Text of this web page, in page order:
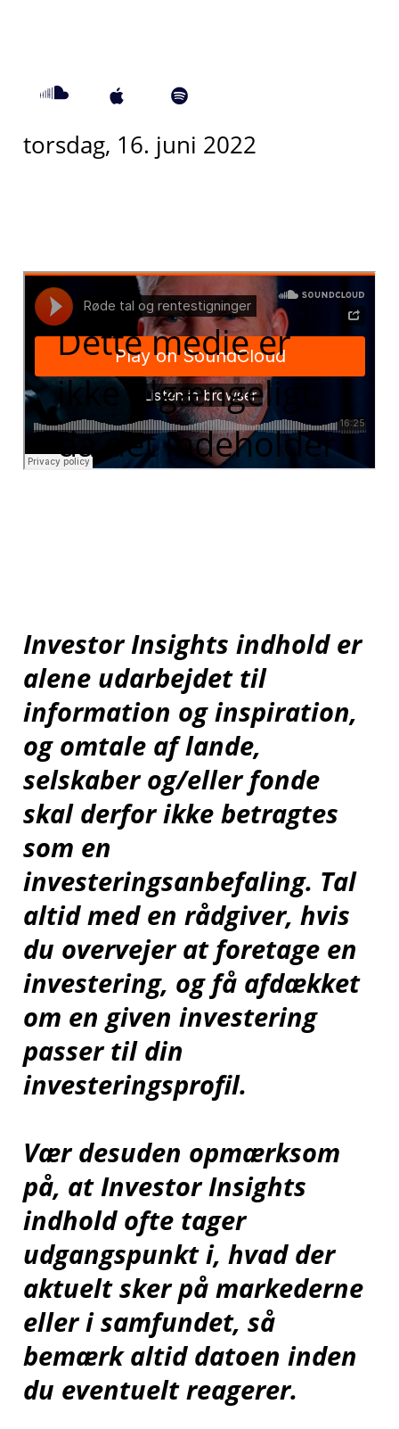
torsdag, 16. juni 2022
Dette medie er
ikke tilgængeligt,
da det indeholder
indstillinger
Ændring af dit
samtykke
;
Investor Insights indhold er
alene udarbejdet til
information og inspiration,
og omtale af lande,
selskaber og/eller fonde
skal derfor ikke betragtes
som en
investeringsanbefaling. Tal
altid med en rådgiver, hvis
du overvejer at foretage en
investering, og få afdækket
om en given investering
passer til din
investeringsprofil.
Vær desuden opmærksom
på, at Investor Insights
indhold ofte tager
udgangspunkt i, hvad der
aktuelt sker på markederne
eller i samfundet, så
bemærk altid datoen inden
du eventuelt reagerer.